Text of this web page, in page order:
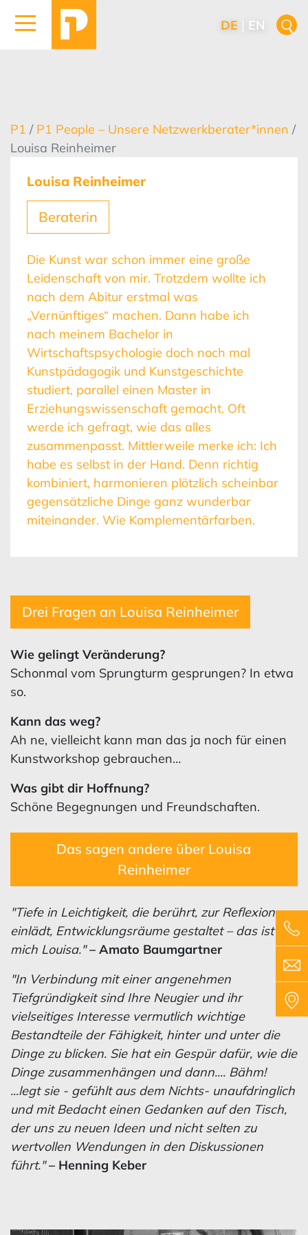
DE EN
P1 / P1 People – Unsere Netzwerkberater*innen /
Louisa Reinheimer
Louisa Reinheimer
Beraterin
Die Kunst war schon immer eine große
Leidenschaft von mir. Trotzdem wollte ich
nach dem Abitur erstmal was
„Vernünftiges“ machen. Dann habe ich
nach meinem Bachelor in
Wirtschaftspsychologie doch noch mal
Kunstpädagogik und Kunstgeschichte
studiert, parallel einen Master in
Erziehungswissenschaft gemacht. Oft
werde ich gefragt, wie das alles
zusammenpasst. Mittlerweile merke ich: Ich
habe es selbst in der Hand. Denn richtig
kombiniert, harmonieren plötzlich scheinbar
gegensätzliche Dinge ganz wunderbar
miteinander. Wie Komplementärfarben.
Drei Fragen an Louisa Reinheimer
Wie gelingt Veränderung?
Schonmal vom Sprungturm gesprungen? In etwa
so.
Kann das weg?
Ah ne, vielleicht kann man das ja noch für einen
Kunstworkshop gebrauchen…
Was gibt dir Hoffnung?
Schöne Begegnungen und Freundschaften.
Das sagen andere über Louisa
Reinheimer
"Tiefe in Leichtigkeit, die berührt, zur Reflexion
einlädt, Entwicklungsräume gestaltet – das ist für
mich Louisa." – Amato Baumgartner
"In Verbindung mit einer angenehmen
Tiefgründigkeit sind Ihre Neugier und ihr
vielseitiges Interesse vermutlich wichtige
Bestandteile der Fähigkeit, hinter und unter die
Dinge zu blicken. Sie hat ein Gespür dafür, wie die
Dinge zusammenhängen und dann.... Bähm!
...legt sie - gefühlt aus dem Nichts- unaufdringlich
und mit Bedacht einen Gedanken auf den Tisch,
der uns zu neuen Ideen und nicht selten zu
wertvollen Wendungen in den Diskussionen
führt." – Henning Keber